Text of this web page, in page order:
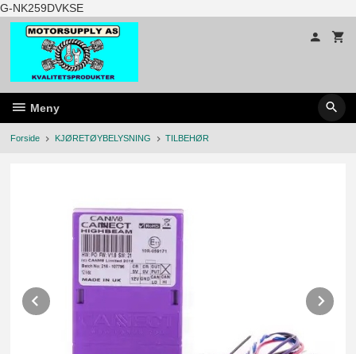
G-NK259DVKSEGå
til
innholdet
Meny
Forside KJØRETØYBELYSNING TILBEHØR
Prev